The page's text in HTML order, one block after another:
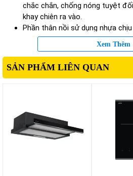
chắc chắn, chống nóng tuyệt
khay chiên ra vào.
Phần thân nồi sử dụng nhựa
thép phủ sơn tĩnh điện bên
thời gian dài sử dụng, đồng thời
Dung tích tối ưu
Dung tích 10 lít của GX-
lượng thức ăn đủ cho gia đình
nguyên con gà 1.5 kg, nướng cá
chiên số lượng lớn hoặc chế biến
Công nghệ làm nóng Rapid Air thế
Xem Thêm
SẢN PHẨM LIÊN QUAN